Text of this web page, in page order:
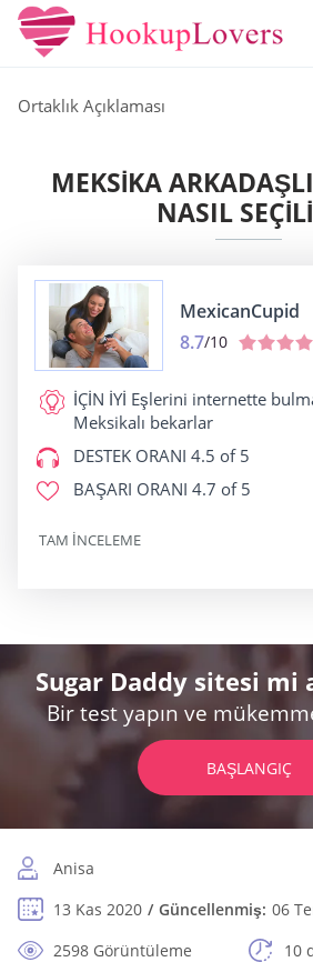
Ortaklık Açıklaması
MEKSIKA
NASIL
MexicanCupid
8.7/10
İÇİN İYİ Eşlerini internette
Meksikalı bekarlar
DESTEK ORANI 4.5 of 5
BAŞARI ORANI 4.7 of 5
TAM INCELEME
Sugar Daddy sitesi mi
Bir test yapın ve
BAŞLANGIÇ
Anisa
13 Kas 2020
Güncellenmiş: 06
2598 Görüntüleme
10